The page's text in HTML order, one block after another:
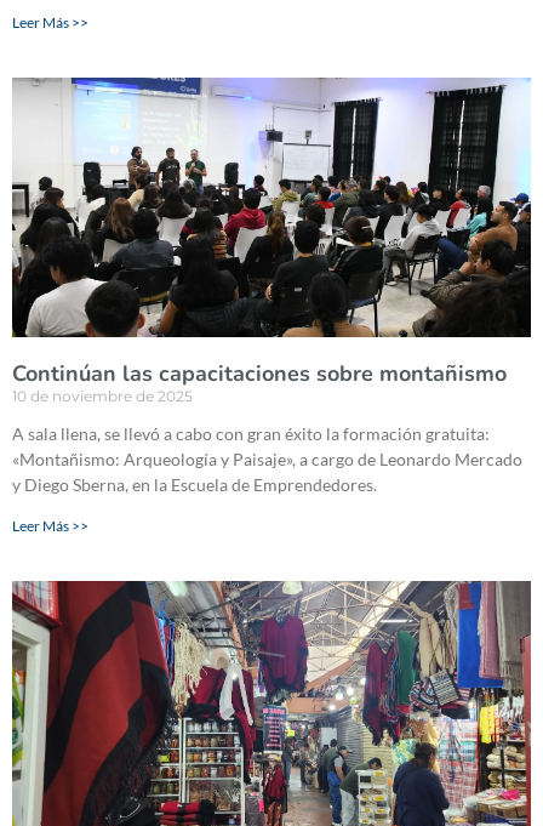
Leer Más >>
Continúan las capacitaciones sobre montañismo
10 de noviembre de 2025
A sala llena, se llevó a cabo con gran éxito la formación gratuita:
«Montañismo: Arqueología y Paisaje», a cargo de Leonardo Mercado
y Diego Sberna, en la Escuela de Emprendedores.
Leer Más >>